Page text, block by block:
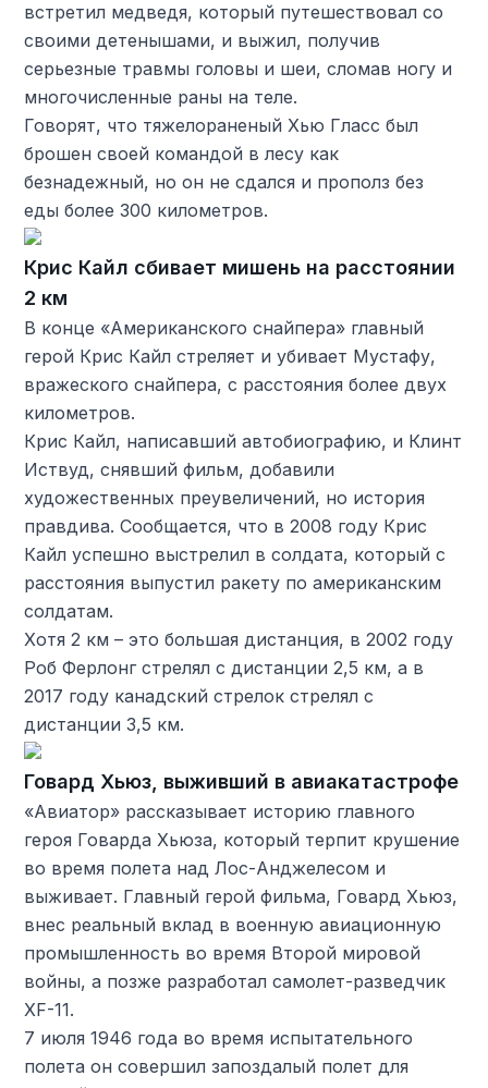
встретил медведя, который путешествовал со
своими детенышами, и выжил, получив
серьезные травмы головы и шеи, сломав ногу и
многочисленные раны на теле.
Говорят, что тяжелораненый Хью Гласс был
брошен своей командой в лесу как
безнадежный, но он не сдался и прополз без
еды более 300 километров.
Крис Кайл сбивает мишень на расстоянии
2 км
В конце «Американского снайпера» главный
герой Крис Кайл стреляет и убивает Мустафу,
вражеского снайпера, с расстояния более двух
километров.
Крис Кайл, написавший автобиографию, и Клинт
Иствуд, снявший фильм, добавили
художественных преувеличений, но история
правдива. Сообщается, что в 2008 году Крис
Кайл успешно выстрелил в солдата, который с
расстояния выпустил ракету по американским
солдатам.
Хотя 2 км – это большая дистанция, в 2002 году
Роб Ферлонг стрелял с дистанции 2,5 км, а в
2017 году канадский стрелок стрелял с
дистанции 3,5 км.
Говард Хьюз, выживший в авиакатастрофе
«Авиатор» рассказывает историю главного
героя Говарда Хьюза, который терпит крушение
во время полета над Лос-Анджелесом и
выживает. Главный герой фильма, Говард Хьюз,
внес реальный вклад в военную авиационную
промышленность во время Второй мировой
войны, а позже разработал самолет-разведчик
XF-11.
7 июля 1946 года во время испытательного
полета он совершил запоздалый полет для